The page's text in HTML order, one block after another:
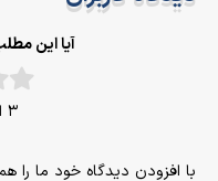
آیا این
3 از 5 (7 نظر)
با افزودن دیدگاه خود ما را